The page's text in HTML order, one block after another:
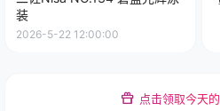
装
2026-5-22 12:00:00
点击领取今天的